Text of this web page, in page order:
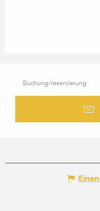
Buchung/reservierung